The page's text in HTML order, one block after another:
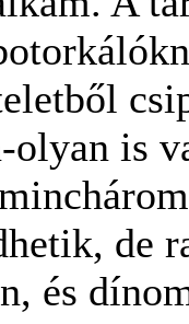
is
de
és